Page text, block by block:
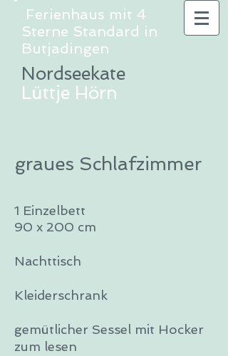
Ferienhaus mit 4
Sterne Standard in
Butjadingen
Nordseekate
Lüttje Hörn
graues Schlafzimmer
1 Einzelbett
90 x 200 cm
Nachttisch
Kleiderschrank
gemütlicher Sessel mit Hocker
zum lesen